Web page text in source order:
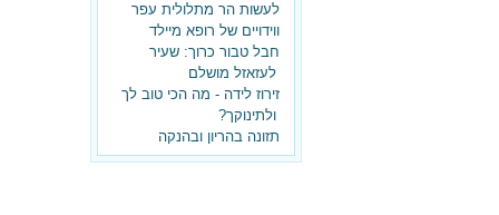
לעשות הר מתלולית עפר
ווידויים של רופא מיילד
חבל טבור כרוך: שעיר
לעזאזל מושלם
זירוז לידה - מה הכי טוב לך
ולתינוקך?
תזונה בהריון ובהנקה